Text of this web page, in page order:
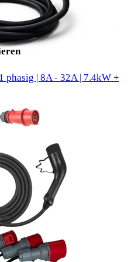
phasig | 8A - 32A | 7.4kW +